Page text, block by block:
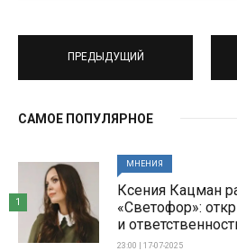
ПРЕДЫДУЩИЙ
САМОЕ ПОПУЛЯРНОЕ
МНЕНИЯ
Ксения Кацман
«Светофор»:
и
23:00 | 17-07-2025
1